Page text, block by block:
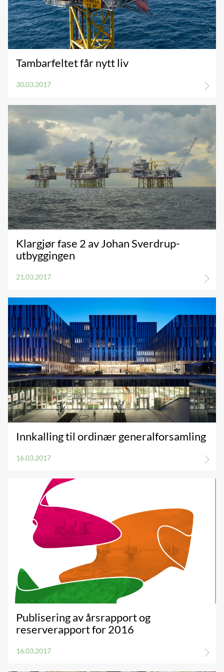
Tambarfeltet får nytt liv
30.03.2017
Klargjør fase 2 av Johan Sverdrup-
utbyggingen
21.03.2017
Innkalling til ordinær generalforsamling
16.03.2017
Publisering av årsrapport og
reserverapport for 2016
16.03.2017